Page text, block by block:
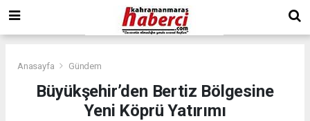
Anasayfa Gündem
Büyükşehir’den Bertiz Bölgesine
Yeni Köprü Yatırımı